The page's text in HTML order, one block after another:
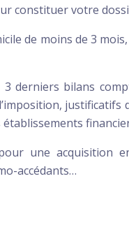
constituer votre
de moins de 3
derniers bilans
une acquisition
accédants…